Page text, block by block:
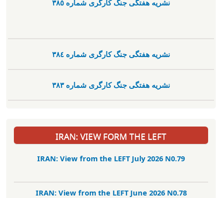
نشریە هفتگی جنگ کارگری شمارە ٣٨٥
نشریە هفتگی جنگ کارگری شمارە ٣٨٤
نشریە هفتگی جنگ کارگری شمارە ٣٨٣
IRAN: VIEW FORM THE LEFT
IRAN: View from the LEFT July 2026 N0.79
IRAN: View from the LEFT June 2026 N0.78